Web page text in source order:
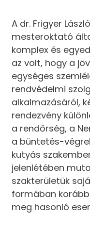
A dr. Frigyer
mesteroktató
komplex és
az volt, hogy a
egységes
rendvédelmi
alkalmazásáról,
rendezvény
a rendőrség, a
a büntetés-
kutyás
jelenlétében
szakterületük
formában
meg hasonló